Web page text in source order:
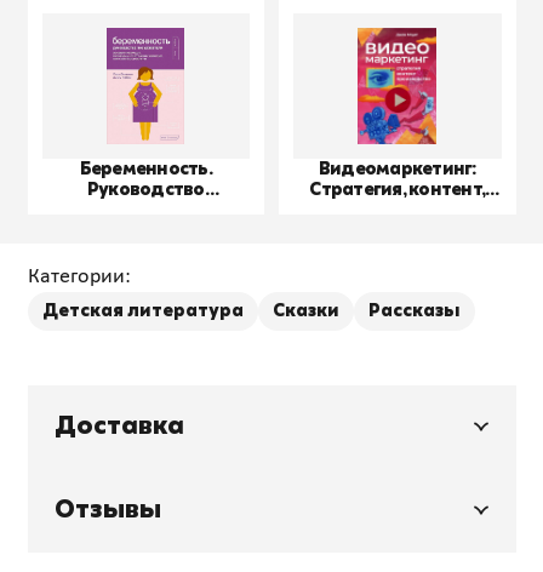
Беременность.
Руководство
Видеомаркетинг:
Стратегия, контент,
Категории:
Детская литература Сказки Рассказы
Доставка
Отзывы